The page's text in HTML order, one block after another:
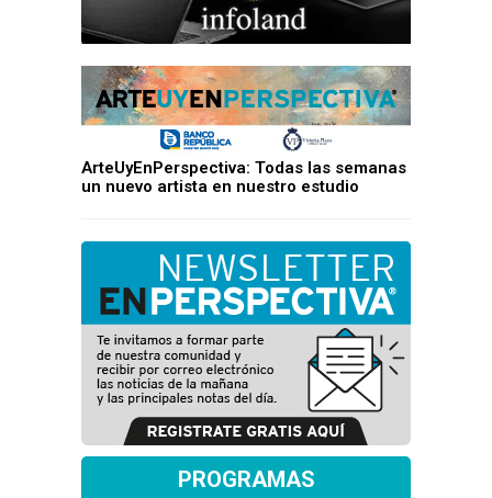
ArteUyEnPerspectiva: Todas las semanas
un nuevo artista en nuestro estudio
PROGRAMAS